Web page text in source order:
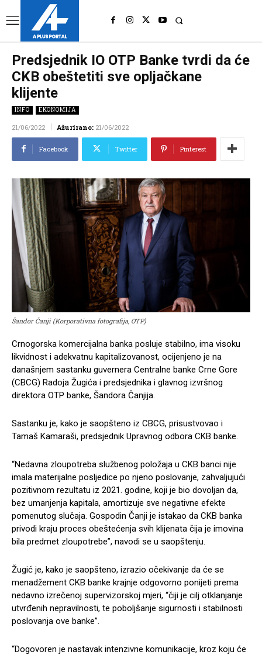
Predsjednik IO OTP Banke tvrdi da će
CKB obeštetiti sve opljačkane
klijente
INFO EKONOMIJA
21/06/2022 Ažurirano: 21/06/2022
Facebook Twitter Pinterest
Šandor Čanji (Korporativna fotografija, OTP)
Crnogorska komercijalna banka posluje stabilno, ima visoku
likvidnost i adekvatnu kapitalizovanost, ocijenjeno je na
današnjem sastanku guvernera Centralne banke Crne Gore
(CBCG) Radoja Žugića i predsjednika i glavnog izvršnog
direktora OTP banke, Šandora Čanjija.
Sastanku je, kako je saopšteno iz CBCG, prisustvovao i
Tamaš Kamaraši, predsjednik Upravnog odbora CKB banke.
“Nedavna zloupotreba službenog položaja u CKB banci nije
imala materijalne posljedice po njeno poslovanje, zahvaljujući
pozitivnom rezultatu iz 2021. godine, koji je bio dovoljan da,
bez umanjenja kapitala, amortizuje sve negativne efekte
pomenutog slučaja. Gospodin Čanji je istakao da CKB banka
privodi kraju proces obeštećenja svih klijenata čija je imovina
bila predmet zloupotrebe”, navodi se u saopštenju.
Žugić je, kako je saopšteno, izrazio očekivanje da će se
menadžement CKB banke krajnje odgovorno ponijeti prema
nedavno izrečenoj supervizorskoj mjeri, “čiji je cilj otklanjanje
utvrđenih nepravilnosti, te poboljšanje sigurnosti i stabilnosti
poslovanja ove banke”.
“Dogovoren je nastavak intenzivne komunikacije, kroz koju će